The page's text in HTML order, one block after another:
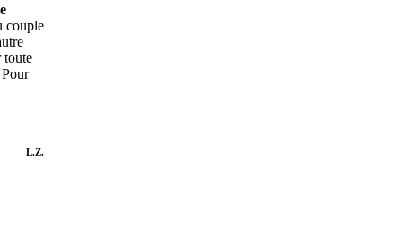
couple
toute
L.Z.